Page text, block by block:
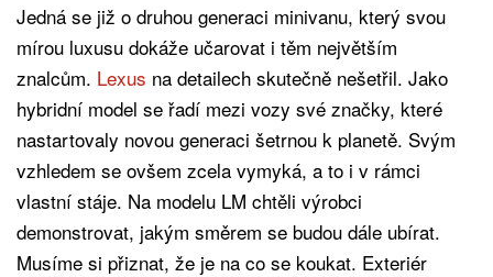
Jedná se již o druhou generaci minivanu, který svou
mírou luxusu dokáže učarovat i těm největším
znalcům. Lexus na detailech skutečně nešetřil. Jako
hybridní model se řadí mezi vozy své značky, které
nastartovaly novou generaci šetrnou k planetě. Svým
vzhledem se ovšem zcela vymyká, a to i v rámci
vlastní stáje. Na modelu LM chtěli výrobci
demonstrovat, jakým směrem se budou dále ubírat.
Musíme si přiznat, že je na co se koukat. Exteriér